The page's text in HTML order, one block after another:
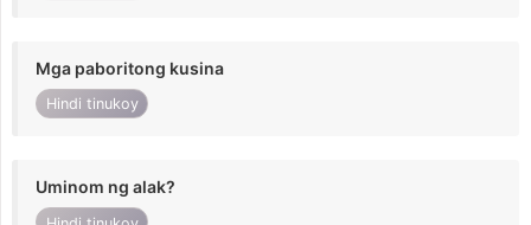
Mga paboritong kusina
Hindi tinukoy
Uminom ng alak?